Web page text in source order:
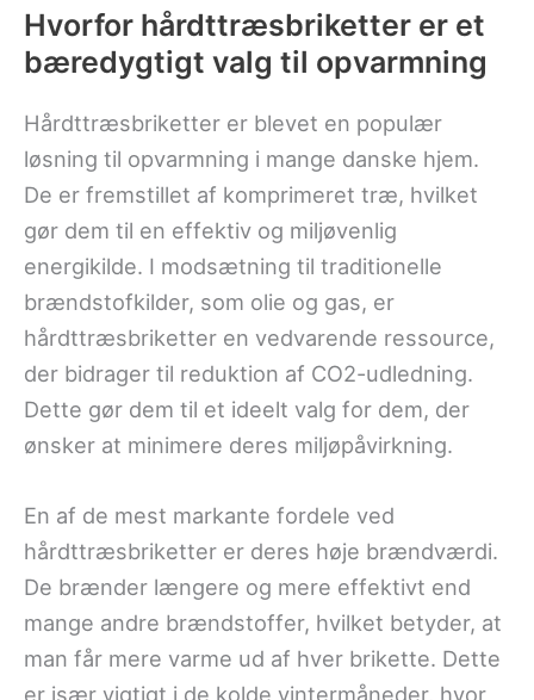
Hvorfor hårdttræsbriketter er et
bæredygtigt valg til opvarmning
Hårdttræsbriketter er blevet en populær
løsning til opvarmning i mange danske hjem.
De er fremstillet af komprimeret træ, hvilket
gør dem til en effektiv og miljøvenlig
energikilde. I modsætning til traditionelle
brændstofkilder, som olie og gas, er
hårdttræsbriketter en vedvarende ressource,
der bidrager til reduktion af CO2-udledning.
Dette gør dem til et ideelt valg for dem, der
ønsker at minimere deres miljøpåvirkning.
En af de mest markante fordele ved
hårdttræsbriketter er deres høje brændværdi.
De brænder længere og mere effektivt end
mange andre brændstoffer, hvilket betyder, at
man får mere varme ud af hver brikette. Dette
er især vigtigt i de kolde vintermåneder, hvor